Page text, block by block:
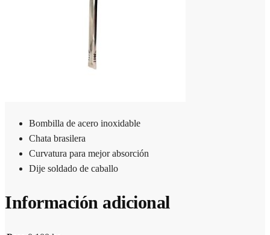
Bombilla de acero inoxidable
Chata brasilera
Curvatura para mejor absorción
Dije soldado de caballo
Información adicional